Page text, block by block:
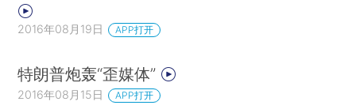
2016年08月19日 APP打开
特朗普炮轰“歪媒体”
2016年08月15日 APP打开